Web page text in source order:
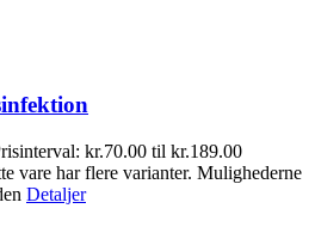
kr.70.00 til kr.189.00
vare har flere varianter. Mulighederne
Detaljer